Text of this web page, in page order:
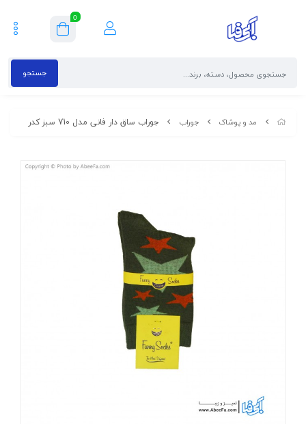
0
جستجو
مد و پوشاک جوراب جوراب ساق دار فانی مدل 710 سبز کدر